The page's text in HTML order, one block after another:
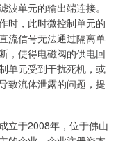
单元的输出端连接。
时，此时微控制单元的
流信号无法通过隔离单
，使得电磁阀的供电回
单元受到干扰死机，或
致流体泄露的问题，提
立于2008年，位于佛山